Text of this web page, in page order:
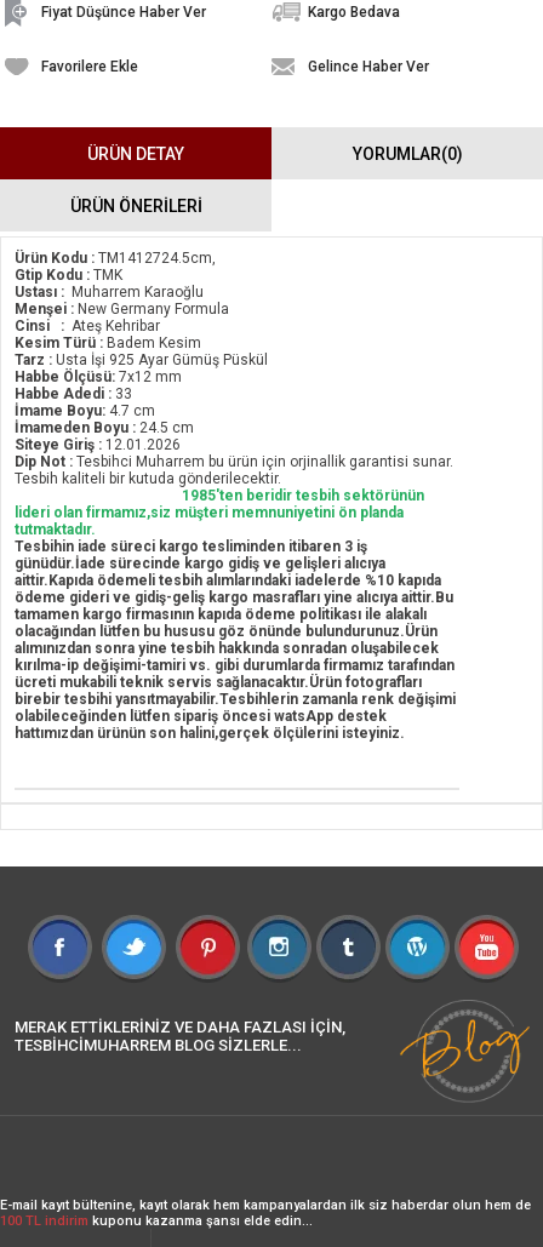
Fiyat Düşünce Haber Ver Kargo Bedava
Favorilere Ekle Gelince Haber Ver
ÜRÜN DETAY YORUMLAR(0)
ÜRÜN ÖNERILERI
Ürün Kodu : TM1412724.5cm,
Gtip Kodu : TMK
Ustası : Muharrem Karaoğlu
Menşei : New Germany Formula
Cinsi : Ateş Kehribar
Kesim Türü : Badem Kesim
Tarz : Usta İşi 925 Ayar Gümüş Püskül
Habbe Ölçüsü: 7x12 mm
Habbe Adedi : 33
İmame Boyu: 4.7 cm
İmameden Boyu : 24.5 cm
Siteye Giriş : 12.01.2026
Dip Not : Tesbihci Muharrem bu ürün için orjinallik garantisi sunar.
Tesbih kaliteli bir kutuda gönderilecektir.
1985'ten beridir tesbih sektörünün
lideri olan firmamız,siz müşteri memnuniyetini ön planda
tutmaktadır.
Tesbihin iade süreci kargo tesliminden itibaren 3 iş
günüdür.İade sürecinde kargo gidiş ve gelişleri alıcıya
aittir.Kapıda ödemeli tesbih alımlarındaki iadelerde %10 kapıda
ödeme gideri ve gidiş-geliş kargo masrafları yine alıcıya aittir.Bu
tamamen kargo firmasının kapıda ödeme politikası ile alakalı
olacağından lütfen bu hususu göz önünde bulundurunuz.Ürün
alımınızdan sonra yine tesbih hakkında sonradan oluşabilecek
kırılma-ip değişimi-tamiri vs. gibi durumlarda firmamız tarafından
ücreti mukabili teknik servis sağlanacaktır.Ürün fotografları
birebir tesbihi yansıtmayabilir.Tesbihlerin zamanla renk değişimi
olabileceğinden lütfen sipariş öncesi watsApp destek
hattımızdan ürünün son halini,gerçek ölçülerini isteyiniz.
MERAK ETTİKLERİNİZ VE DAHA FAZLASI İÇİN,
TESBİHCİMUHARREM BLOG SİZLERLE...
E-mail kayıt bültenine, kayıt olarak hem kampanyalardan ilk siz haberdar olun hem de
100 TL indirim kuponu kazanma şansı elde edin...